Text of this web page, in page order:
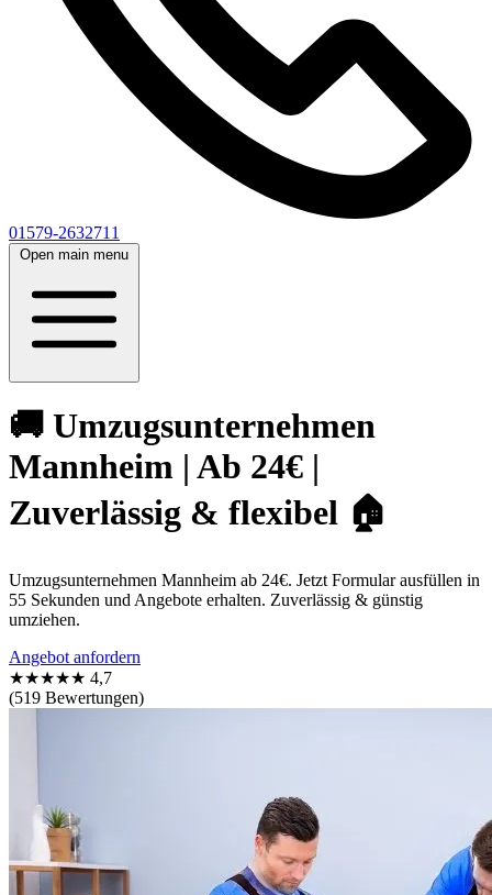
01579-2632711
Open main menu
🚚 Umzugsunternehmen
Mannheim | Ab 24€ |
Zuverlässig & flexibel 🏠
Umzugsunternehmen Mannheim ab 24€. Jetzt Formular ausfüllen in
55 Sekunden und Angebote erhalten. Zuverlässig & günstig
umziehen.
Angebot anfordern
★★★★★ 4,7
(519 Bewertungen)